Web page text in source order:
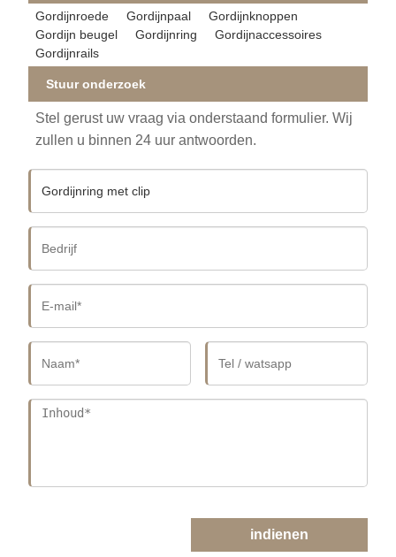
Gordijnroede Gordijnpaal
Gordijnknoppen
Gordijn beugel
Gordijnring
Gordijnaccessoires
Gordijnrails
Stuur onderzoek
Stel gerust uw vraag via onderstaand formulier. Wij
zullen u binnen 24 uur antwoorden.
indienen